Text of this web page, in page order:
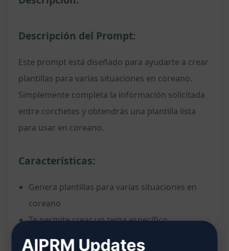
Descripción del Prompt:
Este prompt está diseñado para ayudarte a crear
plantillas para varias situaciones en coreano.
Simplemente completa la información solicitada
entre corchetes y obtendrás una plantilla lista
para usar en coreano.
Características:
Genera plantillas para varias situaciones en
coreano
Te permite crear un tema específico
Define el propósito de la publicación (por
AIPRM Updates